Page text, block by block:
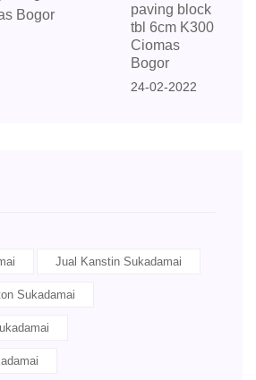
paving block
tbl 6cm K300
Ciomas
Bogor
24-02-2022
Jual Kanstin Sukadamai
Sukadamai